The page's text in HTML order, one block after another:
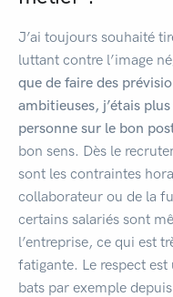
J’ai toujours souhaité
luttant contre l’image
que de faire des
ambitieuses, j’étais
personne sur le bon
bon sens. Dès le
sont les contraintes
collaborateur ou de la
certains salariés sont
l’entreprise, ce qui est
fatigante. Le respect
bats par exemple